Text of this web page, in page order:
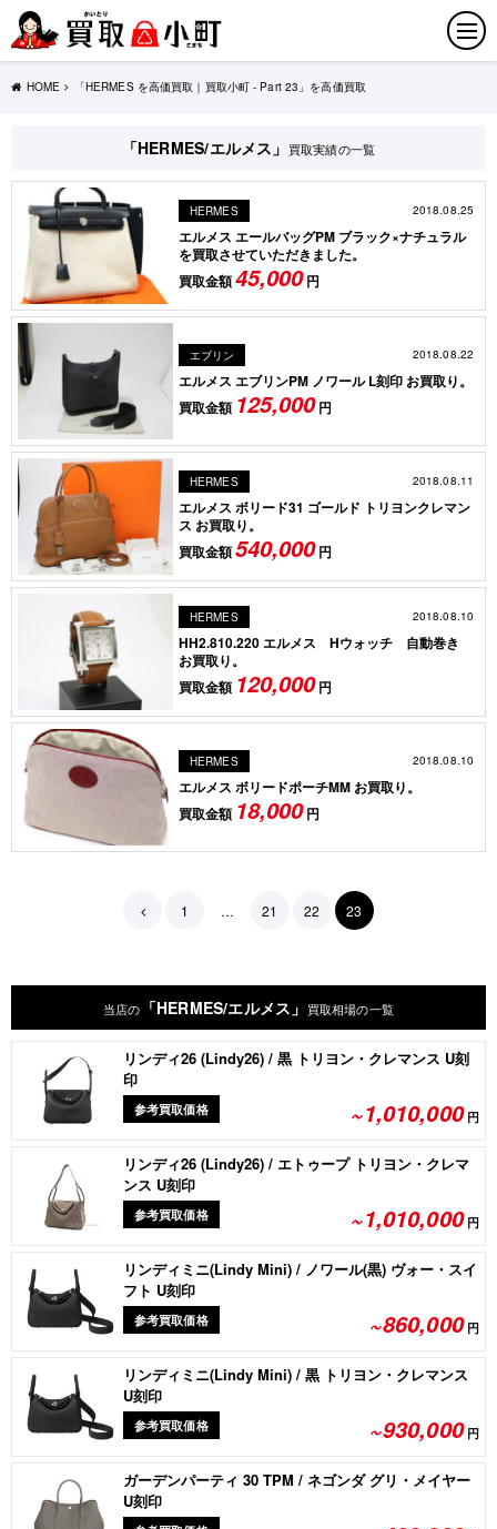
HOME 「HERMES を高価買取｜買取小町 - Part 23」を高価買取
「HERMES/エルメス」 買取実績の一覧
HERMES 2018.08.25
エルメス エールバッグPM ブラック×ナチュラル
を買取させていただきました。
買取金額45,000円
エブリン 2018.08.22
エルメス エブリンPM ノワール L刻印 お買取り。
買取金額 125,000円
HERMES 2018.08.11
エルメス ボリード31 ゴールド トリヨンクレマン
ス お買取り。
買取金額540,000円
HERMES 2018.08.10
HH2.810.220 エルメス Hウォッチ 自動巻き
お買取り。
買取金額 120,000円
HERMES 2018.08.10
エルメス ボリードポーチMM お買取り。
買取金額 18,000円
1 … 21 22 23
当店の 「HERMES/エルメス」 買取相場の一覧
リンディ26 (Lindy26) / 黒 トリヨン・クレマンス U刻
印
参考買取価格 ~1,010,000円
リンディ26 (Lindy26) / エトゥープ トリヨン・クレマ
ンス U刻印
参考買取価格 ~1,010,000円
リンディミニ(Lindy Mini) / ノワール(黒) ヴォー・スイ
フト U刻印
参考買取価格 ~860,000円
リンディミニ(Lindy Mini) / 黒 トリヨン・クレマンス
U刻印
参考買取価格 ~930,000円
ガーデンパーティ 30 TPM / ネゴンダ グリ・メイヤー
U刻印